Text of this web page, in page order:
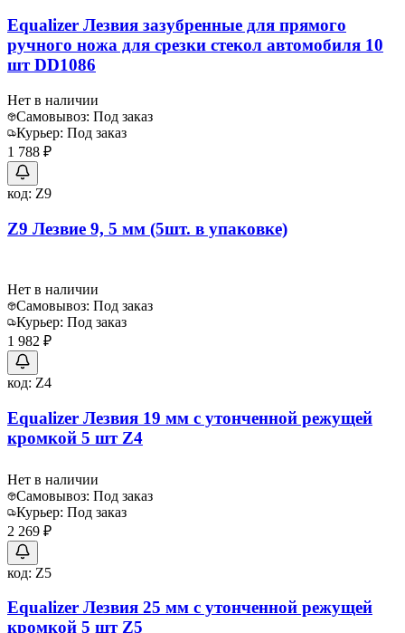
Equalizer Лезвия зазубренные для прямого
ручного ножа для срезки стекол автомобиля 10
шт DD1086
Нет в наличии
Самовывоз: Под заказ
Курьер: Под заказ
1 788 ₽
код: Z9
Z9 Лезвие 9, 5 мм (5шт. в упаковке)
Нет в наличии
Самовывоз: Под заказ
Курьер: Под заказ
1 982 ₽
код: Z4
Equalizer Лезвия 19 мм с утонченной режущей
кромкой 5 шт Z4
Нет в наличии
Самовывоз: Под заказ
Курьер: Под заказ
2 269 ₽
код: Z5
Equalizer Лезвия 25 мм с утонченной режущей
кромкой 5 шт Z5